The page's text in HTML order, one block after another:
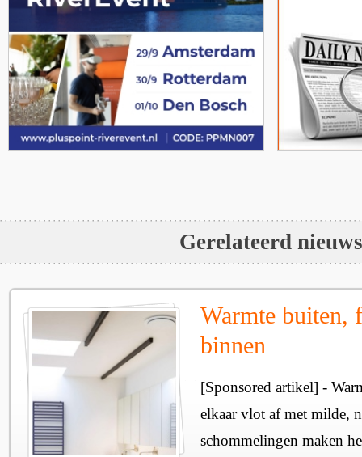
Gerelateerd nieuws
Warmte buiten,
binnen
[Sponsored artikel] -
elkaar vlot af met milde,
schommelingen maken